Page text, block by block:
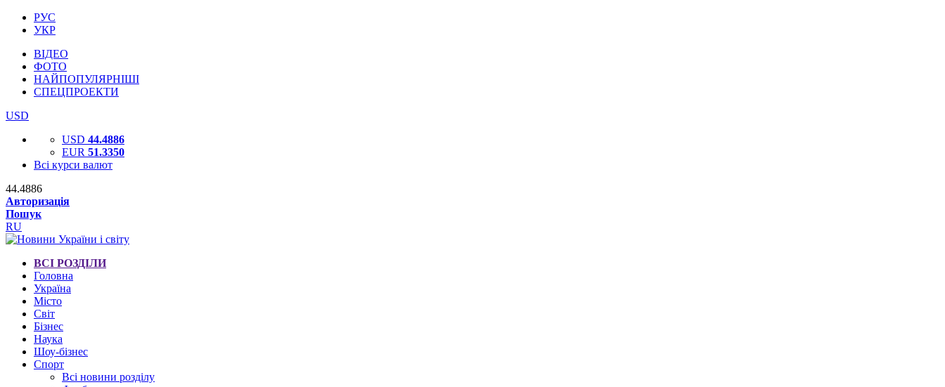
РУС
УКР
ВІДЕО
ФОТО
НАЙПОПУЛЯРНІШІ
СПЕЦПРОЕКТИ
USD
USD 44.4886
EUR 51.3350
Всі курси валют
44.4886
Авторизація
Пошук
RU
ВСІ РОЗДІЛИ
Головна
Україна
Місто
Світ
Бізнес
Наука
Шоу-бізнес
Спорт
Всі новини розділу